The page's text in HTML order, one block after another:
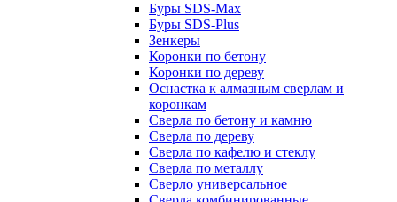
Буры SDS-Max
Буры SDS-Plus
Зенкеры
Коронки по бетону
Коронки по дереву
Оснастка к алмазным сверлам и
коронкам
Сверла по бетону и камню
Сверла по дереву
Сверла по кафелю и стеклу
Сверла по металлу
Сверло универсальное